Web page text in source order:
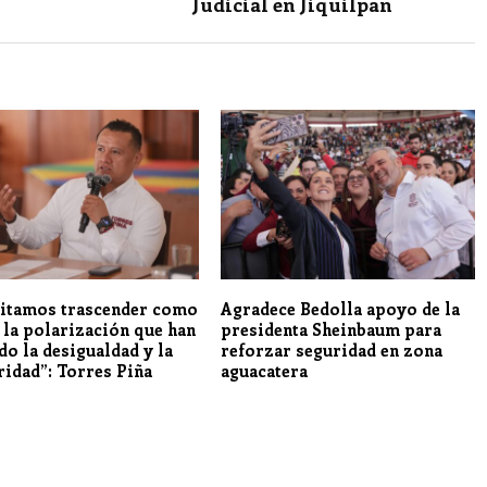
trascender como
la polarización que han
la desigualdad y la
Torres Piña
Agradece Bedolla apoyo de la
presidenta Sheinbaum para
reforzar seguridad en zona
aguacatera